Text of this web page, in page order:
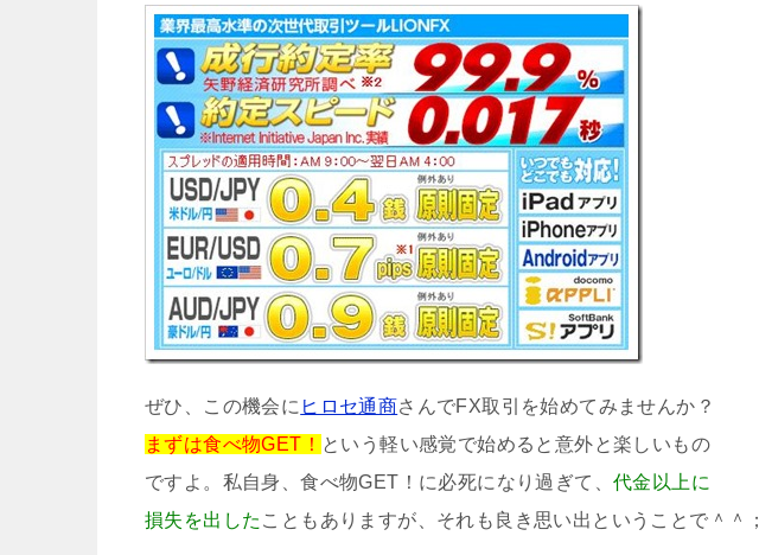
ぜひ、この機会に ヒロセ通商さんでFX取引を始めてみませんか？
まずは食べ物GET！ という軽い感覚で始めると意外と楽しいもの
ですよ。私自身、食べ物GET！に必死になり過ぎて、 代金以上に
損失を出した こともありますが、それも良き思い出ということで＾＾；